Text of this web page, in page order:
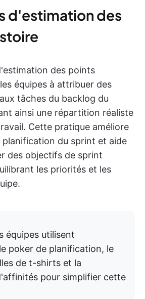
d'estimation des
des points
équipes à attribuer des
tâches du backlog du
ainsi une répartition réaliste
Cette pratique améliore
planification du sprint et aide
des objectifs de sprint
les priorités et les
équipes utilisent
poker de planification, le
de t-shirts et la
pour simplifier cette